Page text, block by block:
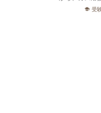
school 受